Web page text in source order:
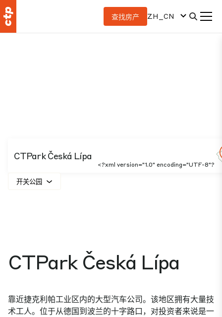
查找房产 ZH_CN
CTPark Česká Lípa
<?xml version="1.0" encoding="UTF-8"?
开关公园
CTPark Česká Lípa
靠近捷克利帕工业区内的大型汽车公司。该地区拥有大量技
术工人。位于从德国到波兰的十字路口，对投资者来说是一